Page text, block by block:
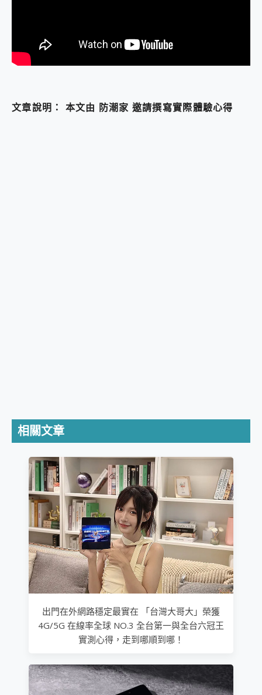
文章說明： 本文由 防潮家 邀請撰寫實際體驗心得
相關文章
出門在外網路穩定最實在 「台灣大哥大」榮獲
4G/5G 在線率全球 NO.3 全台第一與全台六冠王
實測心得，走到哪順到哪！